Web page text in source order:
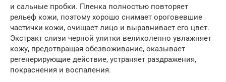
и сальные пробки. Пленка полностью повторяет
рельеф кожи, поэтому хорошо снимает ороговевшие
частички кожи, очищает лицо и выравнивает его цвет.
Экстракт слизи черной улитки великолепно увлажняет
кожу, предотвращая обезвоживание, оказывает
регенерирующие действие, устраняет раздражения,
покраснения и воспаления.